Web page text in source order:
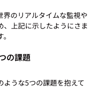
界のリアルタイムな監視や
、上記に示したようにさま
の課題
ような5つの課題を抱えて